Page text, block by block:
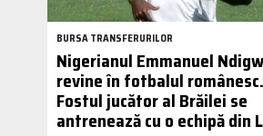
BURSA TRANSFERURILOR
Nigerianul Emmanuel
revine în fotbalul românesc.
Fostul jucător al Brăilei se
antrenează cu o echipă din